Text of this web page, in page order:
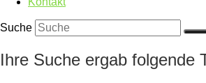
Suche
Ihre Suche ergab folgende